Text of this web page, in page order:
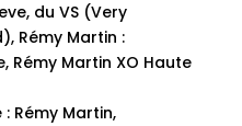
du VS (Very
Rémy Martin :
Martin XO Haute
Rémy Martin,